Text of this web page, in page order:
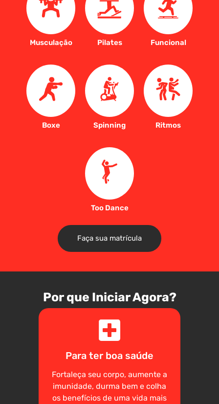
Musculação Pilates Funcional
Boxe Spinning Ritmos
Too Dance
Faça sua matrícula
Por que Iniciar Agora?
Para ter boa saúde
Fortaleça seu corpo, aumente a
imunidade, durma bem e colha
os benefícios de uma vida mais